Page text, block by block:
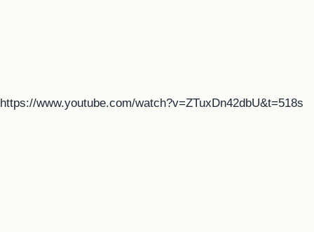
https://www.youtube.com/watch?v=ZTuxDn42dbU&t=518s